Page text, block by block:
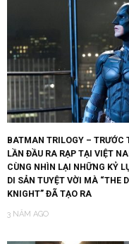
BATMAN TRILOGY – TRƯỚC
LẦN ĐẦU RA RẠP TẠI VIỆT
CÙNG NHÌN LẠI NHỮNG KỶ
DI SẢN TUYỆT VỜI MÀ “THE
KNIGHT” ĐÃ TẠO RA
3 NĂM AGO